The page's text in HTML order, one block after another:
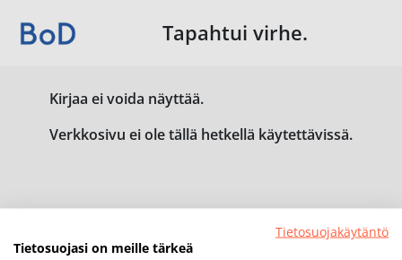
Tapahtui virhe.
Kirjaa ei voida näyttää.
Verkkosivu ei ole tällä hetkellä käytettävissä.
Tietosuojakäytäntö
Tietosuojasi on meille tärkeä